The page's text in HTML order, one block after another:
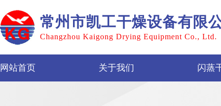
常州市凯工干燥设备有限
Changzhou Kaigong Drying Equipment Co., Ltd.
网站首页 关于我们 闪蒸